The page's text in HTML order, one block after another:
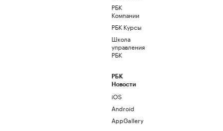
РБК
Компании
РБК Курсы
Школа
управления
РБК
РБК
Новости
iOS
Android
AppGallery